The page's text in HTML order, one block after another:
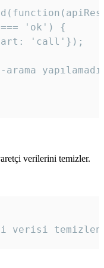
'ok') {
'call'});
arama
verilerini temizler.
verisi